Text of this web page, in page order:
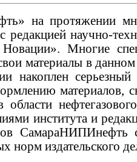
на протяжении
редакцией научно-
Многие
материалы в
накоплен
материалов,
института и
СамараНИПИнефть
норм издательского